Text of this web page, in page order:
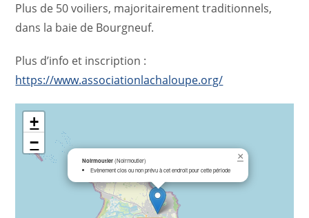
Plus de 50 voiliers, majoritairement traditionnels,
dans la baie de Bourgneuf.
Plus d’info et inscription :
https://www.associationlachaloupe.org/
Noirmoutier(Noirmoutier)
Evènement clos ou non prévu à cet endroit pour cette période
×
+
−